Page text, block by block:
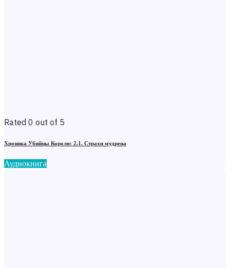
Rated 0 out of 5
Хроника Убийцы Короля: 2.1. Страхи мудреца
Аудиокнига